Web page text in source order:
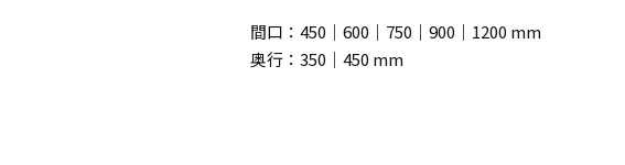
間口：450｜600｜750｜900｜1200 mm
奥行：350｜450 mm